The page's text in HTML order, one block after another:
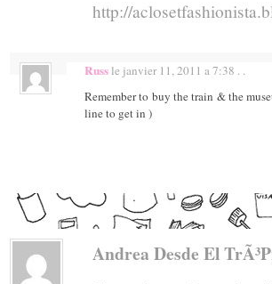
http://
Russ le janvier 11, 2011 a 7:38 . .
Remember to buy the train & the
line to get in )
Andrea Desde El